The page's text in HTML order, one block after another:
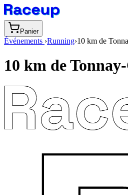
Panier
Événements ›Running›10 km de
10 km de